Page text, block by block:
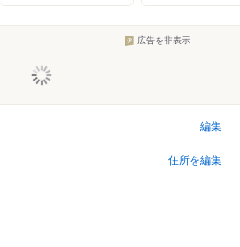
広告を非表示
編集
住所を編集